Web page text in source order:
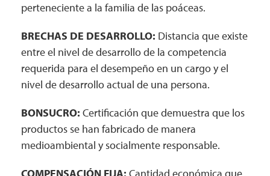
perteneciente a la familia de las poáceas.
BRECHAS DE DESARROLLO: Distancia que existe
entre el nivel de desarrollo de la competencia
requerida para el desempeño en un cargo y el
nivel de desarrollo actual de una persona.
BONSUCRO: Certificación que demuestra que los
productos se han fabricado de manera
medioambiental y socialmente responsable.